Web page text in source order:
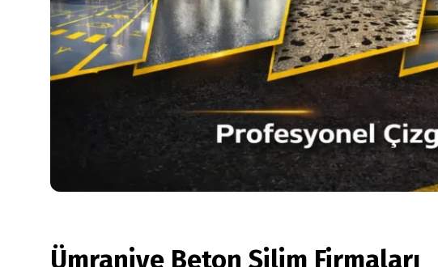
Ümraniye Beton Silim Firmaları